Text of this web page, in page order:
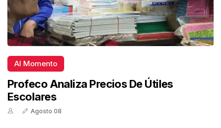
Al Momento
Profeco Analiza Precios De Útiles
Escolares
Agosto 08